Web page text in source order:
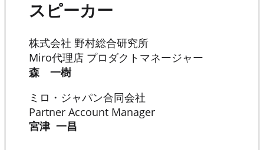
スピーカー
株式会社 野村総合研究所
Miro代理店 プロダクトマネージャー
森 一樹
ミロ・ジャパン合同会社
Partner Account Manager
宮津 一昌